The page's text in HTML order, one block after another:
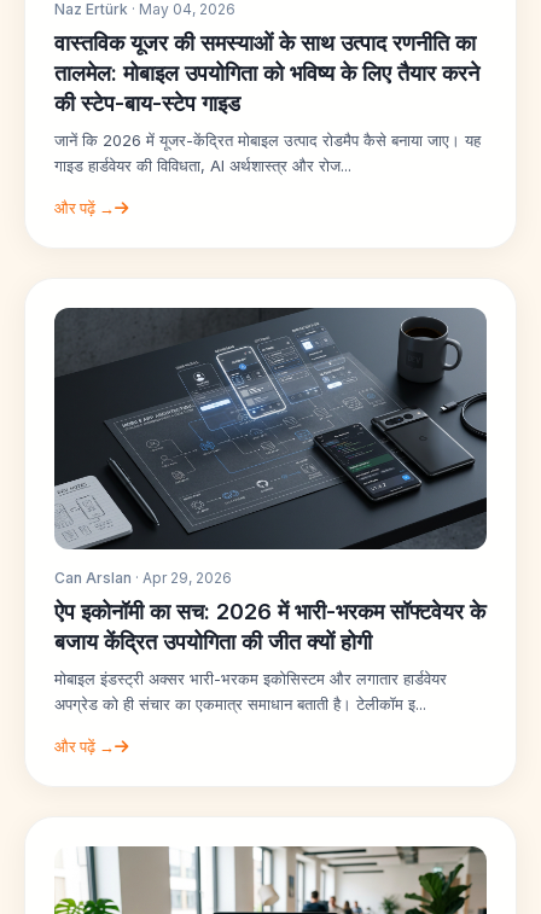
Naz Ertürk · May 04, 2026
वास्तविक यूजर की समस्याओं के साथ उत्पाद रणनीति का
तालमेल: मोबाइल उपयोगिता को भविष्य के लिए तैयार करने
की स्टेप-बाय-स्टेप गाइड
जानें कि 2026 में यूजर-केंद्रित मोबाइल उत्पाद रोडमैप कैसे बनाया जाए। यह
गाइड हार्डवेयर की विविधता, AI अर्थशास्त्र और रोज...
और पढ़ें →
Can Arslan · Apr 29, 2026
ऐप इकोनॉमी का सच: 2026 में भारी-भरकम सॉफ्टवेयर के
बजाय केंद्रित उपयोगिता की जीत क्यों होगी
मोबाइल इंडस्ट्री अक्सर भारी-भरकम इकोसिस्टम और लगातार हार्डवेयर
अपग्रेड को ही संचार का एकमात्र समाधान बताती है। टेलीकॉम इ...
और पढ़ें →